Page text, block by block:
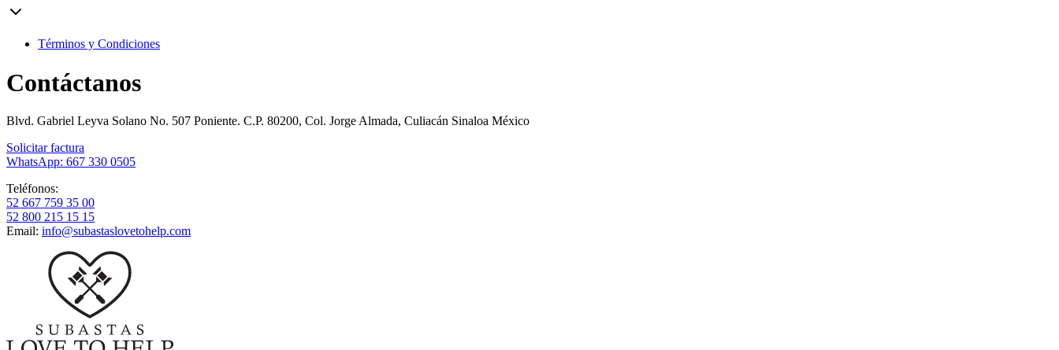
Términos y Condiciones
Contáctanos
Blvd. Gabriel Leyva Solano No. 507 Poniente. C.P. 80200, Col. Jorge Almada, Culiacán Sinaloa México
Solicitar factura
WhatsApp: 667 330 0505
Teléfonos:
52 667 759 35 00
52 800 215 15 15
Email: info@subastaslovetohelp.com